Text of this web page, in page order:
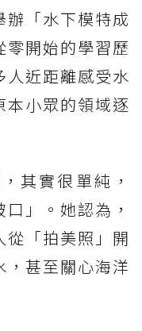
辦「水下模特成
開始的學習歷
人近距離感受水
本小眾的領域逐
其實很單純，
口」。她認為，
從「拍美照」開
甚至關心海洋